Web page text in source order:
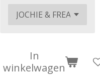
In
winkelwagen